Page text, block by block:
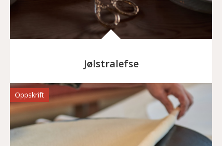
Jølstralefse
Oppskrift